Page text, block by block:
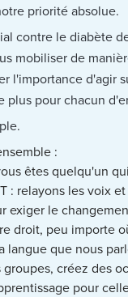
priorité absolue.
contre le diabète
mobiliser de
l'importance d'agir
plus pour chacun
:
êtes quelqu'un
: relayons les voix
exiger le
droit, peu importe
langue que nous
groupes, créez des
pour